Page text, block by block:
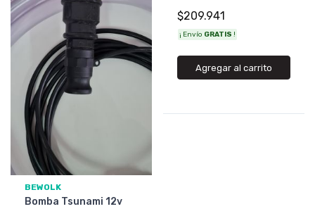
BEWOLK
Bomba Tsunami 12v
$209.941
¡ Envío GRATIS !
Agregar al carrito